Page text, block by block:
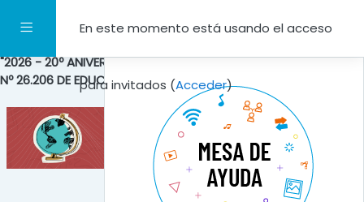
Panel lateralEn este momento está usando el acceso
para invitados (Acceder)
"2026 - 20º ANIVERSARIO DE LA SANCIÓN DE LA LEY NACIONAL
Nº 26.206 DE EDUCACIÓN PÚBLICA NACIONAL"